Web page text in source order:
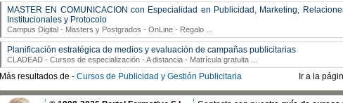
MASTER EN COMUNICACION con Especialidad en Publicidad, Marketing,
Institucionales y Protocolo
Campus Digital - Masters y Postgrados - OnLine - Regalo
Planificación estratégica de medios y evaluación de campañas publicitarias
CLADEAD - Cursos de especialización - A distancia - Matrícula gratuita
Más resultados de - Cursos de Publicidad y Gestión Publicitaria Ir a la